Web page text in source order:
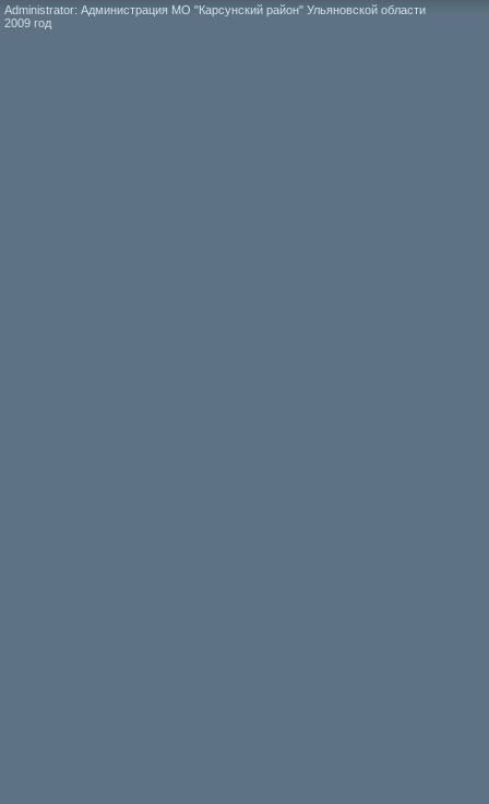
Administrator: Администрация МО "Карсунский район" Ульяновской области
2009 год